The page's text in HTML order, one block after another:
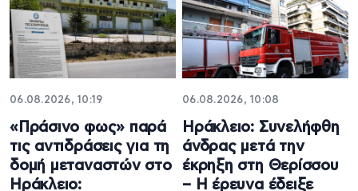
06.08.2026, 10:19
«Πράσινο φως» παρά
τις αντιδράσεις για τη
δομή μεταναστών στο
Ηράκλειο:
06.08.2026, 10:08
Ηράκλειο: Συνελήφθη
άνδρας μετά την
έκρηξη στη Θερίσσου
– Η έρευνα έδειξε